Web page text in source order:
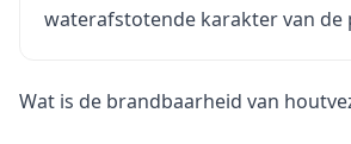
waterafstotende karakter van de
Wat is de brandbaarheid van